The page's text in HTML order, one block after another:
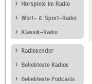
Hörspiele im Radio
Wort- & Sport-Radio
Klassik-Radio
Radiosender
Beliebteste Radios
Beliebteste Podcasts